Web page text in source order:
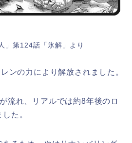
」第124話「氷解」より
ンの力により解放されました。
流れ、リアルでは約8年後のロ
た。